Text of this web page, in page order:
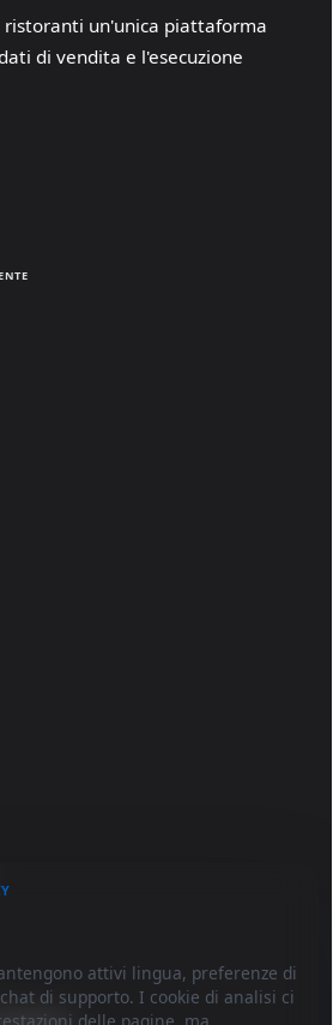
un'unica piattaforma
di vendita e l'esecuzione
essenziali e analisi
attivi lingua, preferenze di
di supporto. I cookie di analisi ci